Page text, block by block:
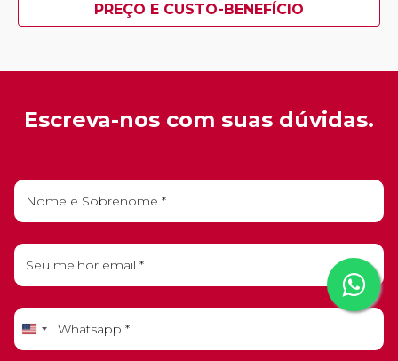
PREÇO E CUSTO-BENEFÍCIO
Escreva-nos com suas dúvidas.
United